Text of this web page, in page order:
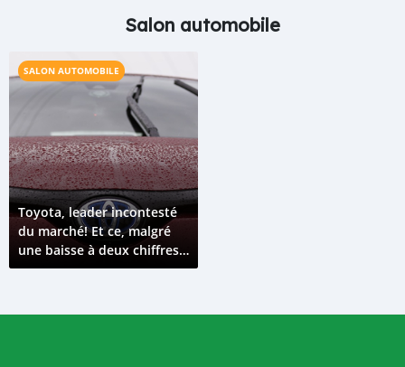
Salon automobile
SALON AUTOMOBILE
Toyota, leader incontesté
du marché! Et ce, malgré
une baisse à deux chiffres
en 2021.